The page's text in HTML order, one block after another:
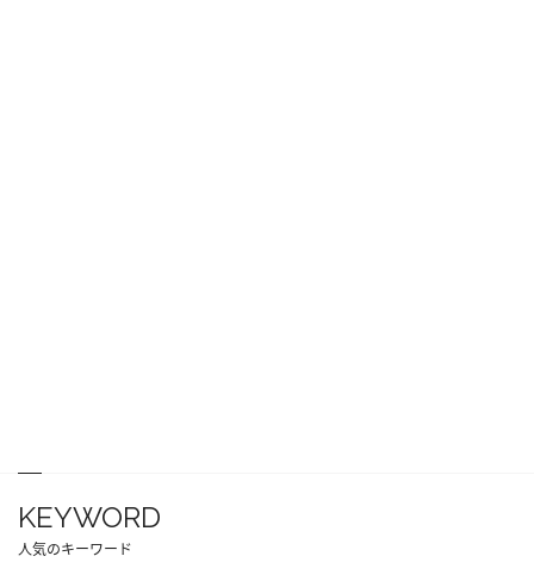
KEYWORD
人気のキーワード